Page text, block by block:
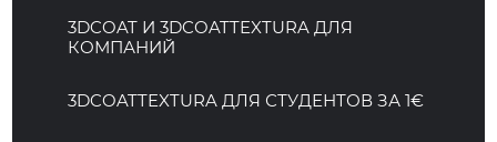
3DCOAT И 3DCOATTEXTURA ДЛЯ
КОМПАНИЙ
3DCOATTEXTURA ДЛЯ СТУДЕНТОВ ЗА 1€